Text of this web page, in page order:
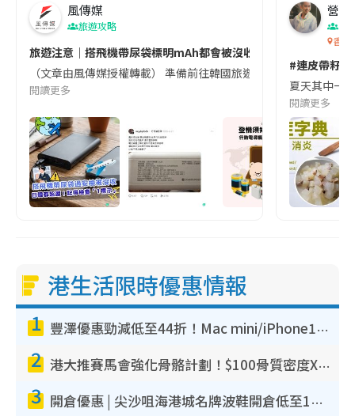
風傳媒
旅遊攻略
旅遊注意｜搭飛機帶尿袋標明mAh都會被沒收😱出發前切記檢查
（文章由風傳媒授權轉載） 準備前往韓國旅遊的民眾，近期要
閱讀更多
營養
香港
#連皮帶籽
夏天其中一
閱讀更多
港生活限時優惠情報
1 豐澤優惠勁減低至44折！Mac mini/iPhone17Pro大減價！廚房家電$220起
2 港大推賽馬會強化骨骼計劃！$100骨質密度X光檢查 完成免費運動訓練送超市禮券！附參加資格
3 開倉優惠 | 尖沙咀海港城名牌波鞋開倉低至1折！On鞋$899起／Joy&Peace鞋履$98起